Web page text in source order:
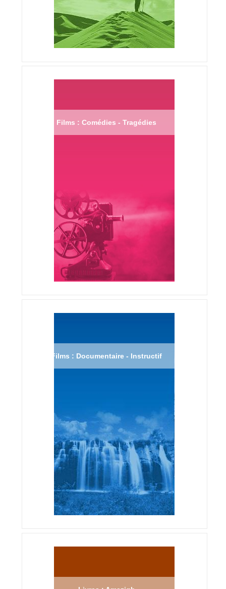
Films : Comédies - Tragédies
Films : Documentaire - Instructif